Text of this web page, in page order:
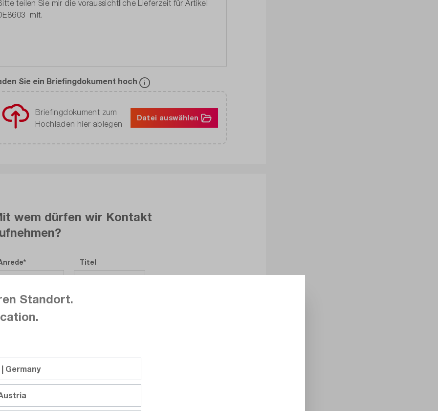
Sie ein Briefingdokument hoch
Briefingdokument zum
Hochladen hier ablegen
Datei auswählen
wem dürfen wir Kontakt
Titel
Standort.
Germany